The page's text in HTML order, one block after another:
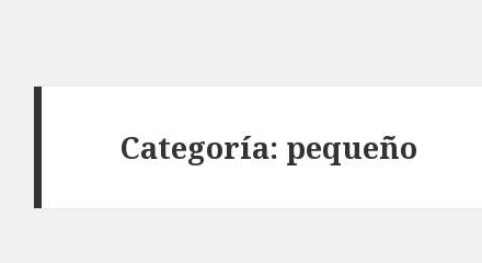
Categoría: pequeño